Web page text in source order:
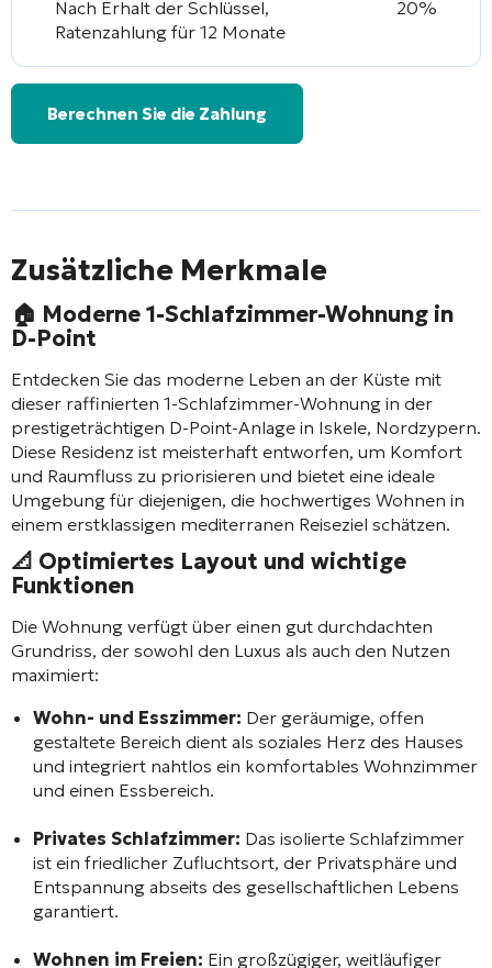
Nach Erhalt der Schlüssel,
Ratenzahlung für 12 Monate
20%
Berechnen Sie die Zahlung
Zusätzliche Merkmale
🏠 Moderne 1-Schlafzimmer-Wohnung in
D-Point
Entdecken Sie das moderne Leben an der Küste mit
dieser raffinierten 1-Schlafzimmer-Wohnung in der
prestigeträchtigen D-Point-Anlage in Iskele, Nordzypern.
Diese Residenz ist meisterhaft entworfen, um Komfort
und Raumfluss zu priorisieren und bietet eine ideale
Umgebung für diejenigen, die hochwertiges Wohnen in
einem erstklassigen mediterranen Reiseziel schätzen.
📐 Optimiertes Layout und wichtige
Funktionen
Die Wohnung verfügt über einen gut durchdachten
Grundriss, der sowohl den Luxus als auch den Nutzen
maximiert:
Wohn- und Esszimmer: Der geräumige, offen
gestaltete Bereich dient als soziales Herz des Hauses
und integriert nahtlos ein komfortables Wohnzimmer
und einen Essbereich.
Privates Schlafzimmer: Das isolierte Schlafzimmer
ist ein friedlicher Zufluchtsort, der Privatsphäre und
Entspannung abseits des gesellschaftlichen Lebens
garantiert.
Wohnen im Freien: Ein großzügiger, weitläufiger